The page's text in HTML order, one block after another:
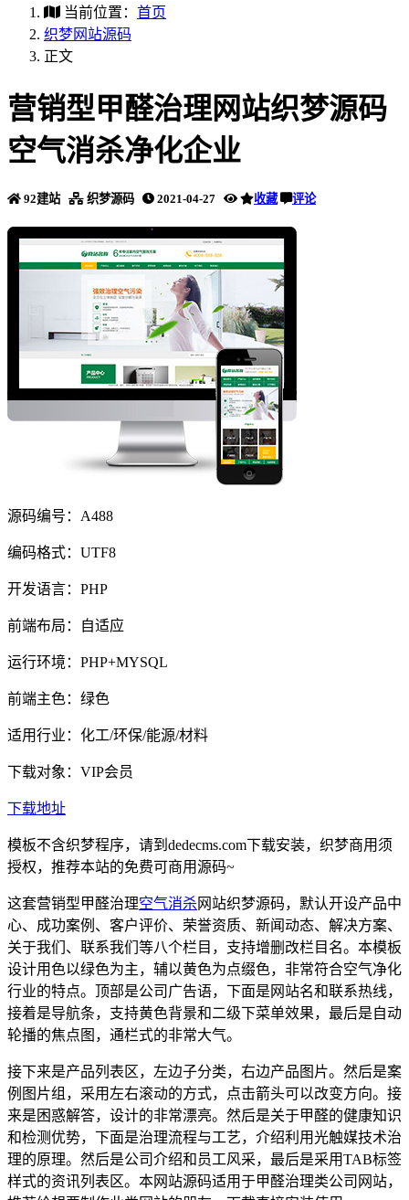
当前位置： 首页
织梦网站源码
正文
营销型甲醛治理网站织梦源码
空气消杀净化企业
92建站 织梦源码 2021-04-27 收藏 评论
源码编号：A488
编码格式：UTF8
开发语言：PHP
前端布局：自适应
运行环境：PHP+MYSQL
前端主色：绿色
适用行业：化工/环保/能源/材料
下载对象：VIP会员
下载地址
模板不含织梦程序，请到dedecms.com下载安装，织梦商用须
授权，推荐本站的免费可商用源码~
这套营销型甲醛治理空气消杀 网站织梦源码，默认开设产品中
心、成功案例、客户评价、荣誉资质、新闻动态、解决方案、
关于我们、联系我们等八个栏目，支持增删改栏目名。本模板
设计用色以绿色为主，辅以黄色为点缀色，非常符合空气净化
行业的特点。顶部是公司广告语，下面是网站名和联系热线，
接着是导航条，支持黄色背景和二级下菜单效果，最后是自动
轮播的焦点图，通栏式的非常大气。
接下来是产品列表区，左边子分类，右边产品图片。然后是案
例图片组，采用左右滚动的方式，点击箭头可以改变方向。接
来是困惑解答，设计的非常漂亮。然后是关于甲醛的健康知识
和检测优势，下面是治理流程与工艺，介绍利用光触媒技术治
理的原理。然后是公司介绍和员工风采，最后是采用TAB标签
样式的资讯列表区。本网站源码适用于甲醛治理类公司网站，